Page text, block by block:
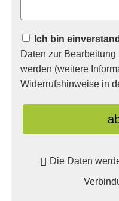
Ich bin
Daten zur
werden (weitere
Widerrufshinweise in
Die Daten